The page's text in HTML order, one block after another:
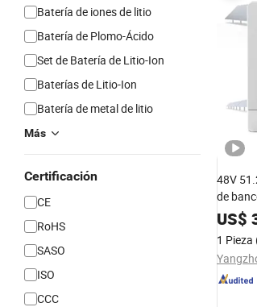
Batería de iones de litio
Batería de Plomo-Ácido
Set de Batería de Litio-Ion
Baterías de Litio-Ion
Batería de metal de litio
Más
Certificación
CE
RoHS
SASO
ISO
CCC
48V
de
pared,
batería
US$
1 Pieza